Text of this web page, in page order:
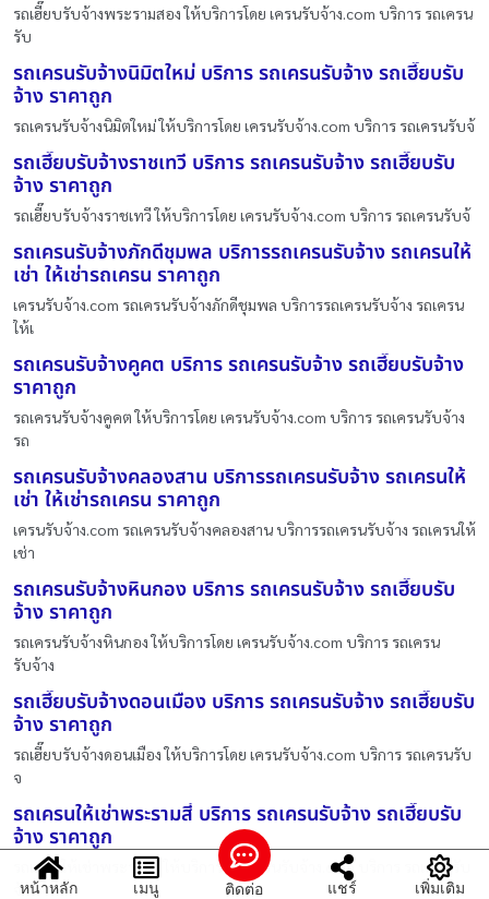
รถเฮี๊ยบรับจ้างพระรามสอง ให้บริการโดย เครนรับจ้าง.com บริการ รถเครน
รับ
รถเครนรับจ้างนิมิตใหม่ บริการ รถเครนรับจ้าง รถเฮี๊ยบรับ
จ้าง ราคาถูก
รถเครนรับจ้างนิมิตใหม่ ให้บริการโดย เครนรับจ้าง.com บริการ รถเครนรับจ้
รถเฮี๊ยบรับจ้างราชเทวี บริการ รถเครนรับจ้าง รถเฮี๊ยบรับ
จ้าง ราคาถูก
รถเฮี๊ยบรับจ้างราชเทวี ให้บริการโดย เครนรับจ้าง.com บริการ รถเครนรับจ้
รถเครนรับจ้างภักดีชุมพล บริการรถเครนรับจ้าง รถเครนให้
เช่า ให้เช่ารถเครน ราคาถูก
เครนรับจ้าง.com รถเครนรับจ้างภักดีชุมพล บริการรถเครนรับจ้าง รถเครน
ให้เ
รถเครนรับจ้างคูคต บริการ รถเครนรับจ้าง รถเฮี๊ยบรับจ้าง
ราคาถูก
รถเครนรับจ้างคูคต ให้บริการโดย เครนรับจ้าง.com บริการ รถเครนรับจ้าง
รถ
รถเครนรับจ้างคลองสาน บริการรถเครนรับจ้าง รถเครนให้
เช่า ให้เช่ารถเครน ราคาถูก
เครนรับจ้าง.com รถเครนรับจ้างคลองสาน บริการรถเครนรับจ้าง รถเครนให้
เช่า
รถเครนรับจ้างหินกอง บริการ รถเครนรับจ้าง รถเฮี๊ยบรับ
จ้าง ราคาถูก
รถเครนรับจ้างหินกอง ให้บริการโดย เครนรับจ้าง.com บริการ รถเครน
รับจ้าง
รถเฮี๊ยบรับจ้างดอนเมือง บริการ รถเครนรับจ้าง รถเฮี๊ยบรับ
จ้าง ราคาถูก
รถเฮี๊ยบรับจ้างดอนเมือง ให้บริการโดย เครนรับจ้าง.com บริการ รถเครนรับ
จ
รถเครนให้เช่าพระรามสี่ บริการ รถเครนรับจ้าง รถเฮี๊ยบรับ
จ้าง ราคาถูก
รถเครนให้เช่าพระรามสี่ ให้บริการโดย เครนรับจ้าง.com บริการ รถเครนรับ
จ้หน้าหลัก เมนู ติดต่อ แชร์ เพิ่มเติม